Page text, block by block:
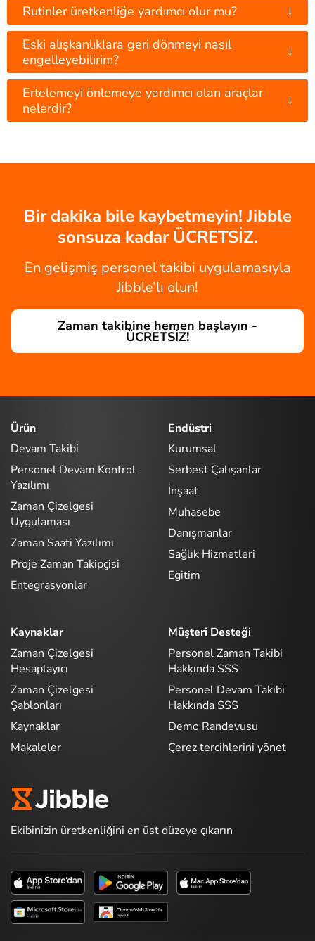
Rutinler üretkenliğe yardımcı olur mu? ↓
Eski alışkanlıklara geri dönmeyi nasıl
engelleyebilirim?
↓
Ertelemeyi önlemeye yardımcı olan araçlar
nelerdir?
↓
Bir dakika bile kaybetmeyin! Jibble
sonsuza kadar ÜCRETSİZ.
En gelişmiş personel takibi uygulamasıyla
Jibble’lı olun!
Zaman takibine hemen başlayın -
ÜCRETSİZ!
Ürün
Devam Takibi
Personel Devam Kontrol
Yazılımı
Zaman Çizelgesi
Uygulaması
Zaman Saati Yazılımı
Proje Zaman Takipçisi
Entegrasyonlar
Endüstri
Kurumsal
Serbest Çalışanlar
İnşaat
Muhasebe
Danışmanlar
Sağlık Hizmetleri
Eğitim
Kaynaklar
Zaman Çizelgesi
Hesaplayıcı
Zaman Çizelgesi
Şablonları
Kaynaklar
Makaleler
Müşteri Desteği
Personel Zaman Takibi
Hakkında SSS
Personel Devam Takibi
Hakkında SSS
Demo Randevusu
Çerez tercihlerini yönet
Ekibinizin üretkenliğini en üst düzeye çıkarın